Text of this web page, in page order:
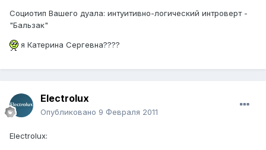
Социотип Вашего дуала: интуитивно-логический интроверт -
"Бальзак"
я Катерина Сергевна????
Electrolux
Опубликовано 9 Февраля 2011
Electrolux: